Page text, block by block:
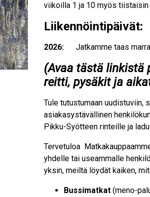
viikoilla 1 ja 10 myös tiistaisin
Liikennöintipäivät:
2026: Jatkamme taas
(Avaa tästä linkistä
reitti, pysäkit ja
Tule tutustumaan
asiakasystävällinen
Pikku-Syötteen rinteille ja
Tervetuloa
yhdelle tai useammalle
yksin, meiltä löydät kaiken,
Bussimatkat(meno-